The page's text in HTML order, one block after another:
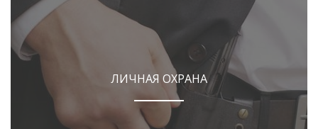
ЛИЧНАЯ ОХРАНА